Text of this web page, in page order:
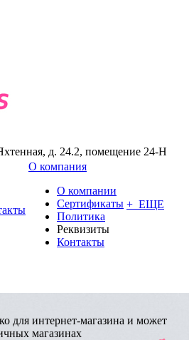
д. 24.2, помещение 24-Н
О компания
О компании
Сертификаты
Политика
Реквизиты
Контакты
+ ЕЩЕ
для интернет-магазина и может
магазинах